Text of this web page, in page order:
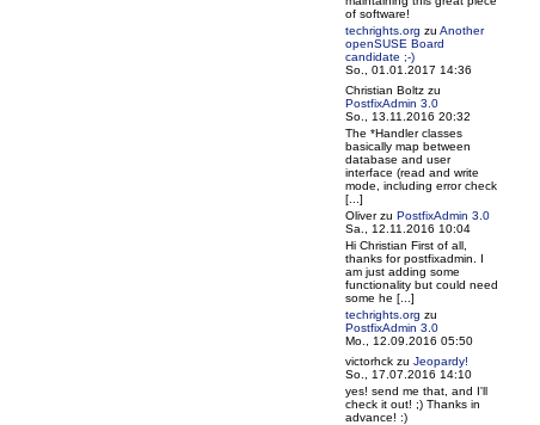
of software!
techrights.org zu Another
openSUSE Board
candidate ;-)
So., 01.01.2017 14:36
Christian Boltz zu
PostfixAdmin 3.0
So., 13.11.2016 20:32
The *Handler classes
basically map between
database and user
interface (read and write
mode, including error check
[...]
Oliverzu PostfixAdmin 3.0
Sa., 12.11.2016 10:04
Hi Christian First of all,
thanks for postfixadmin. I
am just adding some
functionality but could need
some he [...]
techrights.org zu
PostfixAdmin 3.0
Mo., 12.09.2016 05:50
victorhck zu Jeopardy!
So., 17.07.2016 14:10
yes! send me that, and I'll
check it out! ;) Thanks in
advance! :)